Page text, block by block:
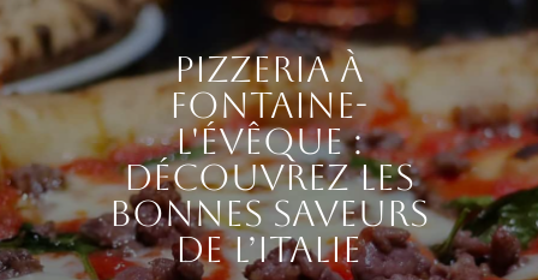
Pizzeria à
Fontaine-
l'Évêque :
découvrez les
bonnes saveurs
de l’Italie